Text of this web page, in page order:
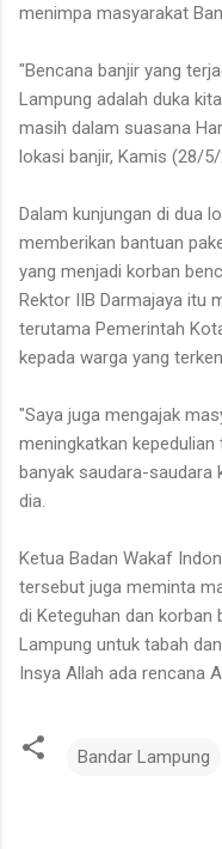
menimpa masyarakat
"Bencana banjir yang
Lampung adalah duka
masih dalam suasana
lokasi banjir, Kamis (28/5/
Dalam kunjungan di dua
memberikan bantuan
yang menjadi korban
Rektor IIB Darmajaya itu
terutama Pemerintah
kepada warga yang
"Saya juga mengajak
meningkatkan
banyak saudara-saudara
dia.
Ketua Badan Wakaf
tersebut juga meminta
di Keteguhan dan korban
Lampung untuk tabah
Insya Allah ada rencana
Bandar Lampung